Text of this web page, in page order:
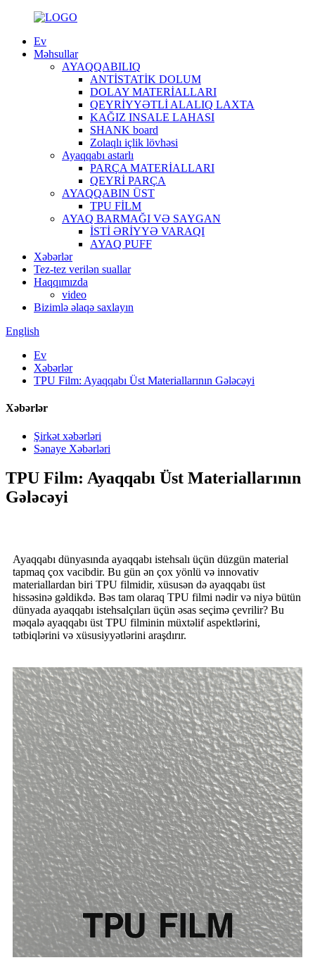
Ev
Məhsullar
AYAQQABILIQ
ANTİSTATİK DOLUM
DOLAY MATERİALLARI
QEYRİYYƏTLİ ALALIQ LAXTA
KAĞIZ INSALE LAHASI
SHANK board
Zolaqlı içlik lövhəsi
Ayaqqabı astarlı
PARÇA MATERİALLARI
QEYRİ PARÇA
AYAQQABIN ÜST
TPU FİLM
AYAQ BARMAĞI VƏ SAYGAN
İSTİ ƏRİYYƏ VARAQI
AYAQ PUFF
Xəbərlər
Tez-tez verilən suallar
Haqqımızda
video
Bizimlə əlaqə saxlayın
English
Ev
Xəbərlər
TPU Film: Ayaqqabı Üst Materiallarının Gələcəyi
Xəbərlər
Şirkət xəbərləri
Sənaye Xəbərləri
TPU Film: Ayaqqabı Üst Materiallarının
Gələcəyi
Ayaqqabı dünyasında ayaqqabı istehsalı üçün düzgün material
tapmaq çox vacibdir. Bu gün ən çox yönlü və innovativ
materiallardan biri TPU filmidir, xüsusən də ayaqqabı üst
hissəsinə gəldikdə. Bəs tam olaraq TPU filmi nədir və niyə bütün
dünyada ayaqqabı istehsalçıları üçün əsas seçimə çevrilir? Bu
məqalə ayaqqabı üst TPU filminin müxtəlif aspektlərini,
tətbiqlərini və xüsusiyyətlərini araşdırır.